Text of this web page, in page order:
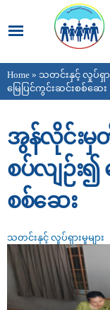
You are here
Home » သတင်းနှင့် လှုပ်ရှား
မြေပြင်ကွင်းဆင်းစစ်ဆေး
အွန်လိုင်းမှ
စပ်လျဉ်း၍
စစ်ဆေး
သတင်းနှင့် လှုပ်ရှားမှုများ